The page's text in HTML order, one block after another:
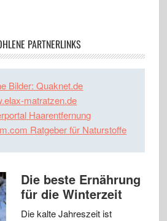
PARTNERLINKS
Bilder: Quaknet.de
matratzen.de
Haarentfernung
Ratgeber für Naturstoffe
Die beste Ernährung
für die Winterzeit
Die kalte Jahreszeit ist